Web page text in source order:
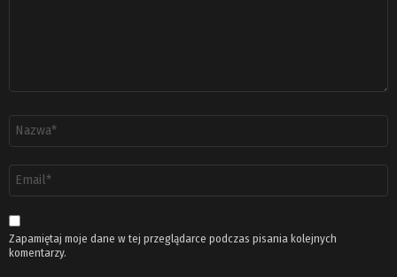
email
*
Zapamiętaj moje dane w tej przeglądarce podczas pisania kolejnych
komentarzy.